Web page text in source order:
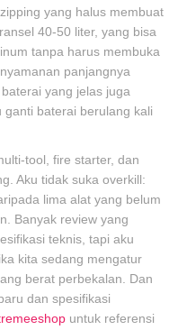
yang halus membuat
40-50 liter, yang bisa
tanpa harus membuka
panjangnya
yang jelas juga
baterai berulang kali
tool, fire starter, dan
Aku tidak suka overkill:
lima alat yang belum
Banyak review yang
teknis, tapi aku
kita sedang mengatur
berat perbekalan. Dan
dan spesifikasi
untuk referensi